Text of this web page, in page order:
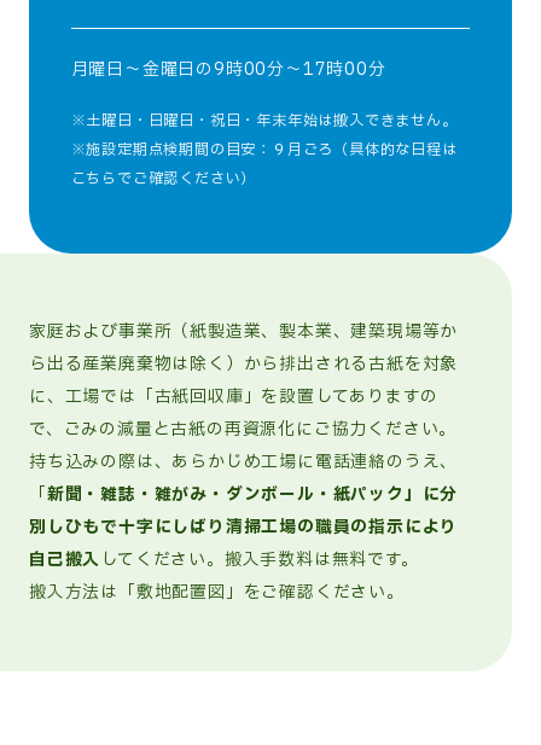
家庭および事業所（紙製造業、製本業、建築現場等か
ら出る産業廃棄物は除く）から排出される古紙を対象
に、工場では「古紙回収庫」を設置してありますの
で、ごみの減量と古紙の再資源化にご協力ください。
持ち込みの際は、あらかじめ工場に電話連絡のうえ、
「新聞・雑誌・雑がみ・ダンボール・紙パック」に分
別しひもで十字にしばり清掃工場の職員の指示により
自己搬入してください。搬入手数料は無料です。
搬入方法は「敷地配置図」をご確認ください。
月曜日～金曜日の9時00分～17時00分
※土曜日・日曜日・祝日・年末年始は搬入できません。
※施設定期点検期間の目安：９月ごろ（具体的な日程は
こちらでご確認ください）